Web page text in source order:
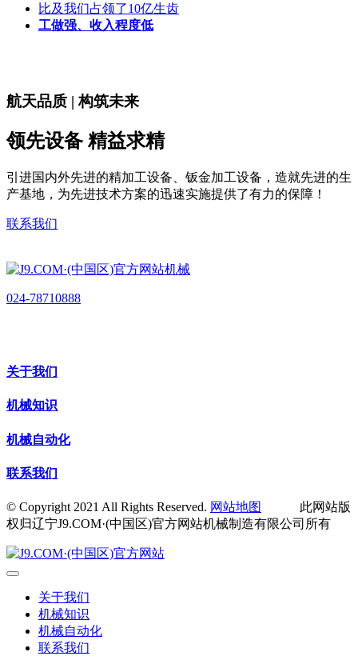
比及我们占领了10亿生齿
工做强、收入程度低
航天品质 | 构筑未来
领先设备 精益求精
引进国内外先进的精加工设备、钣金加工设备，造就先进的生
产基地，为先进技术方案的迅速实施提供了有力的保障！
联系我们
024-78710888
关于我们
机械知识
机械自动化
联系我们
© Copyright 2021 All Rights Reserved. 网站地图
此网站版
权归辽宁J9.COM·(中国区)官方网站机械制造有限公司所有
关于我们
机械知识
机械自动化
联系我们